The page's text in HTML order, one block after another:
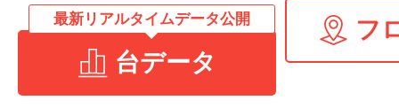
最新リアルタイムデータ公開
台データ
フ